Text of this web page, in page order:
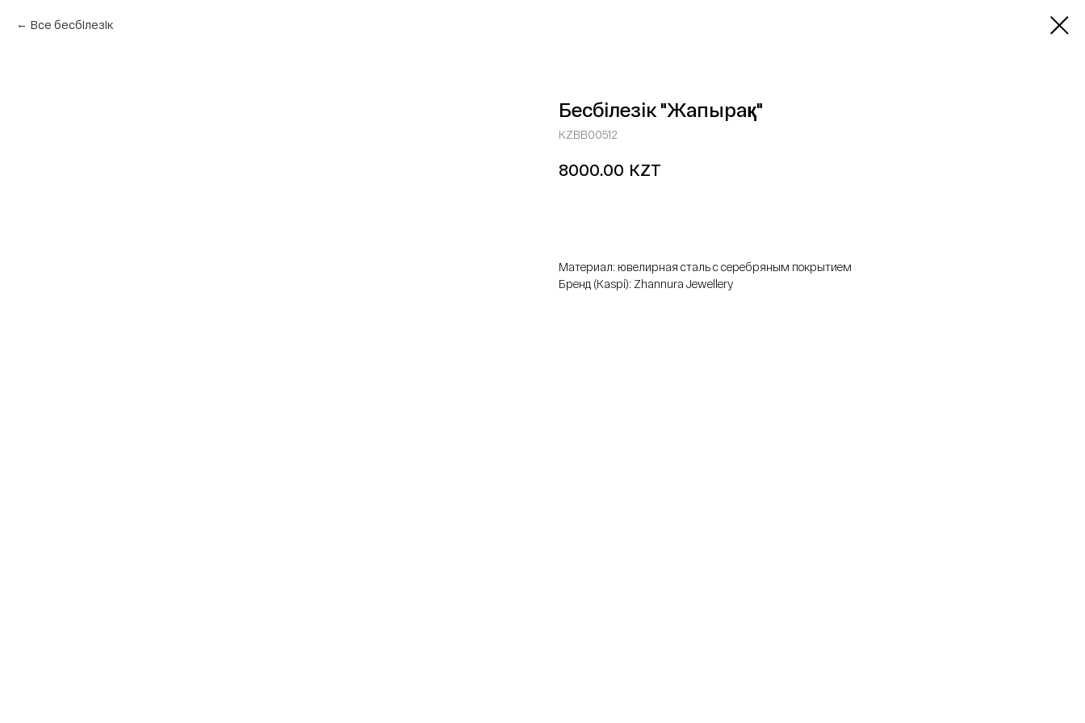
Все бесбілезік
Бесбілезік "Жапырақ"
KZBB00512
8000.00 KZT
Материал: ювелирная сталь с серебряным покрытием
Бренд (Kaspi): Zhannura Jewellery